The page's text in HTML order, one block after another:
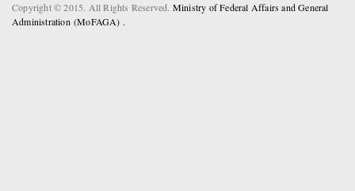
Copyright © 2015. All Rights Reserved. Ministry of Federal Affairs and General
Administration (MoFAGA) .